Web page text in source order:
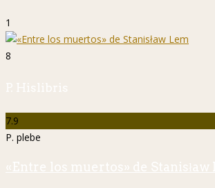
1
8
P. Hislibris
7.9
P. plebe
«Entre los muertos» de Stanisław